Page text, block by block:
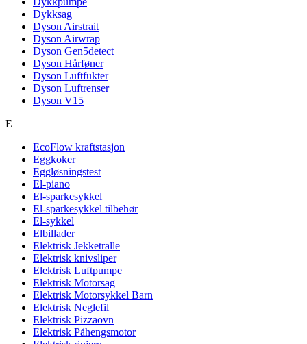
Dykksag
Dyson Airstrait
Dyson Airwrap
Dyson Gen5detect
Dyson Hårføner
Dyson Luftfukter
Dyson Luftrenser
Dyson V15
E
EcoFlow kraftstasjon
Eggkoker
Eggløsningstest
El-piano
El-sparkesykkel
El-sparkesykkel tilbehør
El-sykkel
Elbillader
Elektrisk Jekketralle
Elektrisk knivsliper
Elektrisk Luftpumpe
Elektrisk Motorsag
Elektrisk Motorsykkel Barn
Elektrisk Neglefil
Elektrisk Pizzaovn
Elektrisk Påhengsmotor